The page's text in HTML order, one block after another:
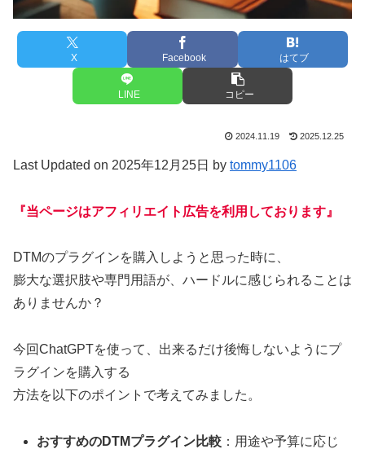
X Facebook はてブ
LINE コピー
2024.11.19 2025.12.25
Last Updated on 2025年12月25日 by tommy1106
『当ページはアフィリエイト広告を利用しております』
DTMのプラグインを購入しようと思った時に、
膨大な選択肢や専門用語が、ハードルに感じられることは
ありませんか？
今回ChatGPTを使って、出来るだけ後悔しないようにプ
ラグインを購入する
方法を以下のポイントで考えてみました。
おすすめのDTMプラグイン比較 ：用途や予算に応じ